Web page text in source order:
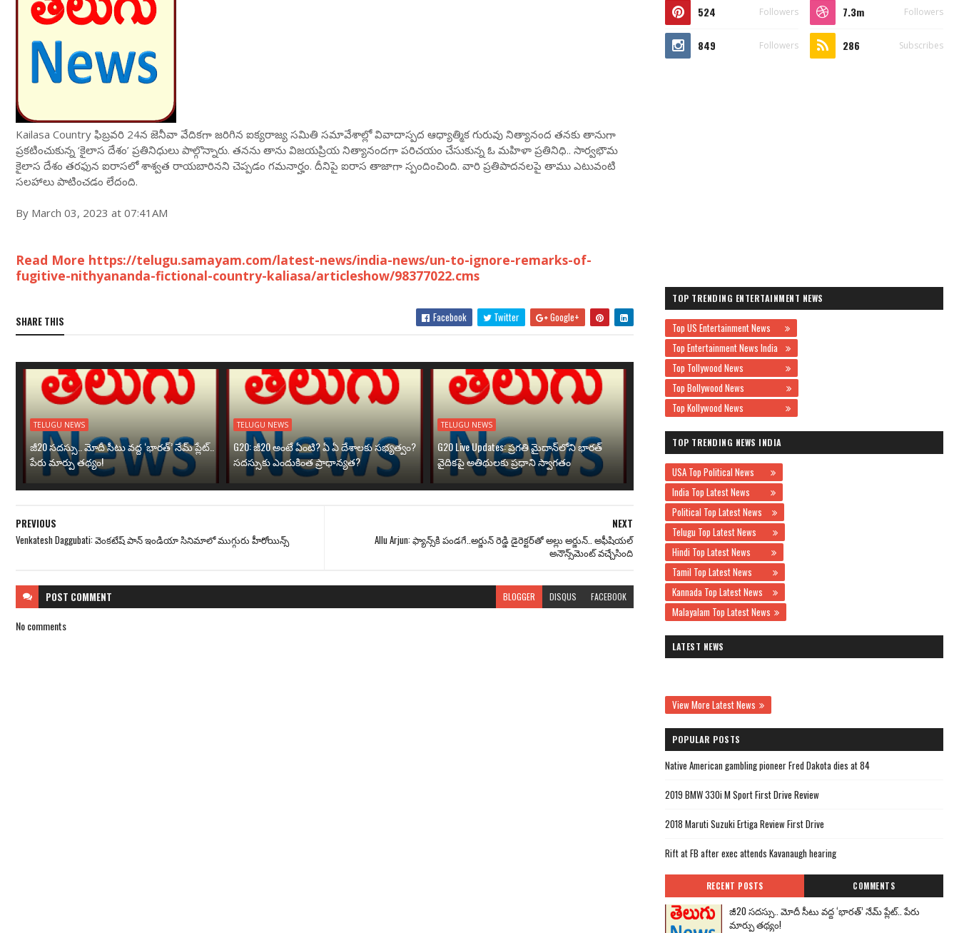
Kailasa Country ఫిబ్రవరి 24న జెనీవా వేదికగా జరిగిన ఐక్యరాజ్య సమితి సమావేశాల్లో వివాదాస్పద ఆధ్యాత్మిక గురువు నిత్యానంద తనకు తానుగా
ప్రకటించుకున్న ‘కైలాస దేశం’ ప్రతినిధులు పాల్గొన్నారు. తనను తాను విజయప్రియ నిత్యానందగా పరిచయం చేసుకున్న ఓ మహిళా ప్రతినిధి.. సార్వభౌమ
కైలాస దేశం తరఫున ఐరాసలో శాశ్వత రాయబారినని చెప్పడం గమనార్హం. దీనిపై ఐరాస తాజాగా స్పందించింది. వారి ప్రతిపాదనలపై తాము ఎటువంటి
సలహాలు పాటించడం లేదంది.
By March 03, 2023 at 07:41AM
Read More https://telugu.samayam.com/latest-news/india-news/un-to-ignore-remarks-of-
fugitive-nithyananda-fictional-country-kaliasa/articleshow/98377022.cms
SHARE THIS Facebook Twitter Google+
TELUGU NEWS
జీ20 సదస్సు.. మోదీ సీటు వద్ద ‘భారత్’ నేమ్ ప్లేట్‌..
పేరు మార్పు తథ్యం!
TELUGU NEWS
G20: జీ20 అంటే ఏంటి? ఏ ఏ దేశాలకు సభ్యత్వం?
సదస్సుకు ఎందుకింత ప్రాధాన్యత?
TELUGU NEWS
G20 Live Updates: ప్రగతి మైదాన్‌లోని భారత్
వైదికపై అతిథులకు ప్రధాని స్వాగతం
NEXT
Allu Arjun: ఫ్యాన్స్‌కి పండ‌గే..అర్జున్ రెడ్డి డైరెక్టర్‌తో అల్లు అర్జున్.. అఫీషియల్
అనౌన్స్‌మెంట్ వచ్చేసింది
PREVIOUS
Venkatesh Daggubati: వెంక‌టేష్ పాన్ ఇండియా సినిమాలో ముగ్గురు హీరోయిన్స్‌
POST COMMENT BLOGGER DISQUS FACEBOOK
No comments
524 Followers 7.3m Followers
849 Followers 286 Subscribes
TOP TRENDING ENTERTAINMENT NEWS
Top US Entertainment News
Top Entertainment News India
Top Tollywood News
Top Bollywood News
Top Kollywood News
TOP TRENDING NEWS INDIA
USA Top Political News
India Top Latest News
Political Top Latest News
Telugu Top Latest News
Hindi Top Latest News
Tamil Top Latest News
Kannada Top Latest News
Malayalam Top Latest News
LATEST NEWS
View More Latest News
POPULAR POSTS
Native American gambling pioneer Fred Dakota dies at 84
2019 BMW 330i M Sport First Drive Review
2018 Maruti Suzuki Ertiga Review First Drive
Rift at FB after exec attends Kavanaugh hearing
RECENT POSTS COMMENTS
జీ20 సదస్సు.. మోదీ సీటు వద్ద ‘భారత్’ నేమ్ ప్లేట్‌.. పేరు
మార్పు తథ్యం!